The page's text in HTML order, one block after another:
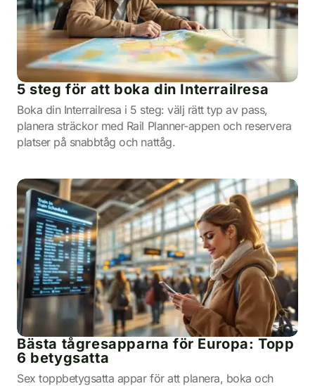
5 steg för att boka din Interrailresa
Boka din Interrailresa i 5 steg: välj rätt typ av pass,
planera sträckor med Rail Planner-appen och reservera
platser på snabbtåg och nattåg.
Bästa tågresapparna för Europa: Topp
6 betygsatta
Sex toppbetygsatta appar för att planera, boka och